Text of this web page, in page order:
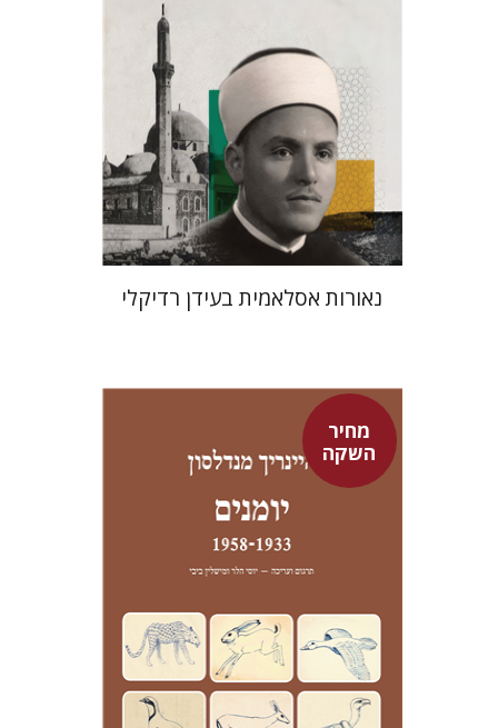
מחיר השקה
$24
נאורות אסלאמית בעידן רדיקלי
מחיר
השקההיינריך מנדלסון
יוסי הלר
מישלין ביבי